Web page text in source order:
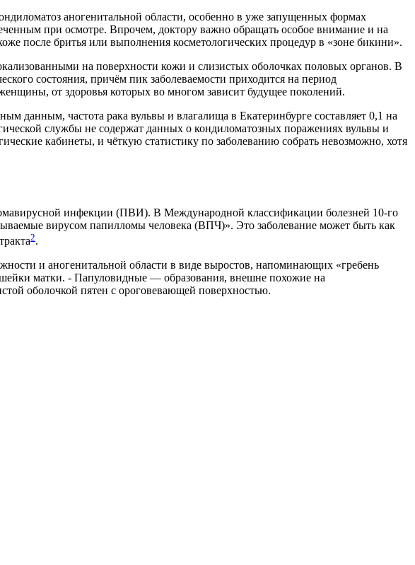
аногенитальной области, особенно в уже запущенных формах
при осмотре. Впрочем, доктору важно обращать особое внимание и на
после бритья или выполнения косметологических процедур в «зоне бикини».
на поверхности кожи и слизистых оболочках половых органов. В
состояния, причём пик заболеваемости приходится на период
от здоровья которых во многом зависит будущее поколений.
данным, частота рака вульвы и влагалища в Екатеринбурге составляет 0,1 на
службы не содержат данных о кондиломатозных поражениях вульвы и
кабинеты, и чёткую статистику по заболеванию собрать невозможно, хотя
инфекции (ПВИ). В Международной классификации болезней 10-го
вирусом папилломы человека (ВПЧ)». Это заболевание может быть как
2.
и аногенитальной области в виде выростов, напоминающих «гребень
матки. - Папуловидные — образования, внешне похожие на
оболочкой пятен с ороговевающей поверхностью.